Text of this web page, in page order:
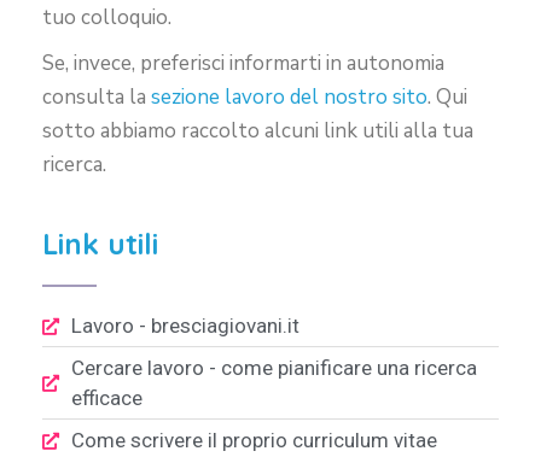
tuo colloquio.
Se, invece, preferisci informarti in autonomia
consulta la sezione lavoro del nostro sito. Qui
sotto abbiamo raccolto alcuni link utili alla tua
ricerca.
Link utili
Lavoro - bresciagiovani.it
Cercare lavoro - come pianificare una ricerca
efficace
Come scrivere il proprio curriculum vitae